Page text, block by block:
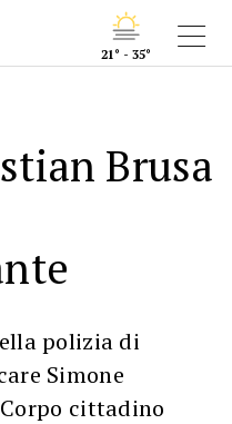
21° - 35°
Brusa
polizia di
Simone
cittadino